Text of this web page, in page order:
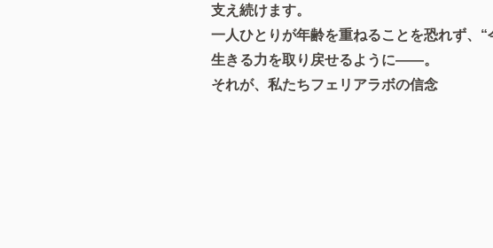
支え続けます。
一人ひとりが年齢を重ねることを恐れず、“
生きる力を取り戻せるように——。
それが、私たちフェリアラボの信念